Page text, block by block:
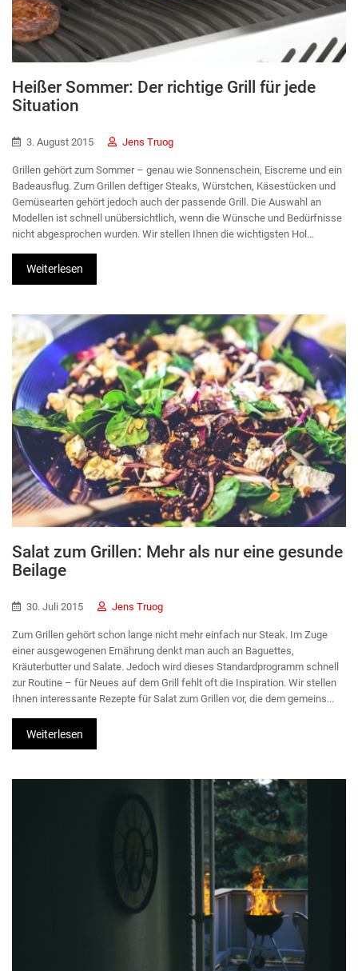
Heißer Sommer: Der richtige Grill für jede
Situation
3. August 2015 Jens Truog
Grillen gehört zum Sommer – genau wie Sonnenschein, Eiscreme und ein
Badeausflug. Zum Grillen deftiger Steaks, Würstchen, Käsestücken und
Gemüsearten gehört jedoch auch der passende Grill. Die Auswahl an
Modellen ist schnell unübersichtlich, wenn die Wünsche und Bedürfnisse
nicht abgesprochen wurden. Wir stellen Ihnen die wichtigsten Hol...
Weiterlesen
Salat zum Grillen: Mehr als nur eine gesunde
Beilage
30. Juli 2015 Jens Truog
Zum Grillen gehört schon lange nicht mehr einfach nur Steak. Im Zuge
einer ausgewogenen Ernährung denkt man auch an Baguettes,
Kräuterbutter und Salate. Jedoch wird dieses Standardprogramm schnell
zur Routine – für Neues auf dem Grill fehlt oft die Inspiration. Wir stellen
Ihnen interessante Rezepte für Salat zum Grillen vor, die dem gemeins...
Weiterlesen